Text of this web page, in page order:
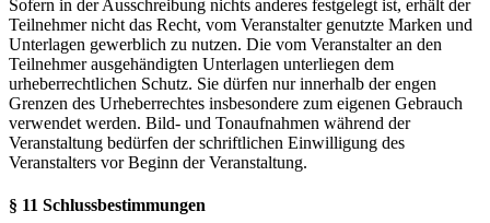
Sofern in der Ausschreibung nichts anderes festgelegt ist, erhält der
Teilnehmer nicht das Recht, vom Veranstalter genutzte Marken und
Unterlagen gewerblich zu nutzen. Die vom Veranstalter an den
Teilnehmer ausgehändigten Unterlagen unterliegen dem
urheberrechtlichen Schutz. Sie dürfen nur innerhalb der engen
Grenzen des Urheberrechtes insbesondere zum eigenen Gebrauch
verwendet werden. Bild- und Tonaufnahmen während der
Veranstaltung bedürfen der schriftlichen Einwilligung des
Veranstalters vor Beginn der Veranstaltung.
§ 11 Schlussbestimmungen